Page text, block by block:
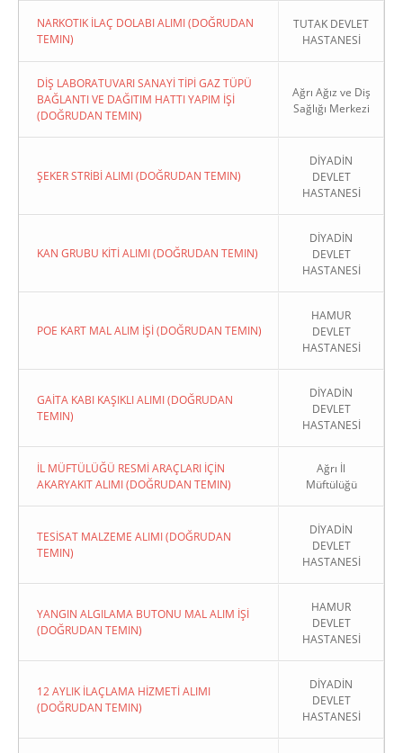
NARKOTIK İLAÇ DOLABI ALIMI (DOĞRUDAN
TEMIN)
TUTAK DEVLET
HASTANESİ
DİŞ LABORATUVARI SANAYİ TİPİ GAZ TÜPÜ
BAĞLANTI VE DAĞITIM HATTI YAPIM İŞİ
(DOĞRUDAN TEMIN)
Ağrı Ağız ve Diş
Sağlığı Merkezi
ŞEKER STRİBİ ALIMI (DOĞRUDAN TEMIN)
DİYADİN
DEVLET
HASTANESİ
KAN GRUBU KİTİ ALIMI (DOĞRUDAN TEMIN)
DİYADİN
DEVLET
HASTANESİ
POE KART MAL ALIM İŞİ (DOĞRUDAN TEMIN)
HAMUR
DEVLET
HASTANESİ
GAİTA KABI KAŞIKLI ALIMI (DOĞRUDAN
TEMIN)
DİYADİN
DEVLET
HASTANESİ
İL MÜFTÜLÜĞÜ RESMİ ARAÇLARI İÇİN
AKARYAKIT ALIMI (DOĞRUDAN TEMIN)
Ağrı İl
Müftülüğü
TESİSAT MALZEME ALIMI (DOĞRUDAN
TEMIN)
DİYADİN
DEVLET
HASTANESİ
YANGIN ALGILAMA BUTONU MAL ALIM İŞİ
(DOĞRUDAN TEMIN)
HAMUR
DEVLET
HASTANESİ
12 AYLIK İLAÇLAMA HİZMETİ ALIMI
(DOĞRUDAN TEMIN)
DİYADİN
DEVLET
HASTANESİ